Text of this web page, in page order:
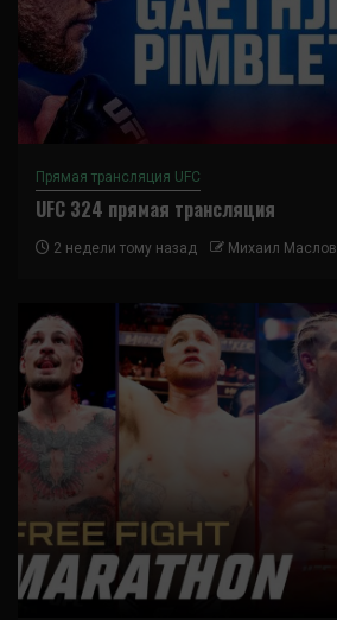
Прямая трансляция UFC
UFC 324 прямая трансляция
2 недели тому назад Михаил Маслов